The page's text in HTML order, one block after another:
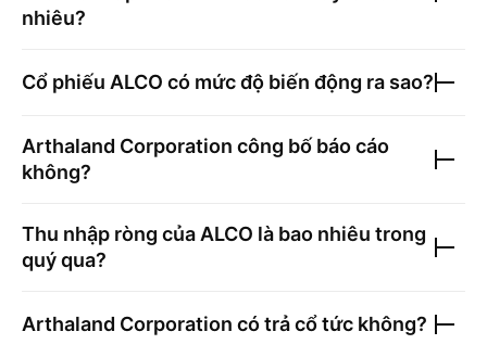
nhiêu?
Cổ phiếu ALCO có mức độ biến động ra sao?
Arthaland Corporation công bố báo cáo
không?
Thu nhập ròng của ALCO là bao nhiêu trong
quý qua?
Arthaland Corporation có trả cổ tức không?